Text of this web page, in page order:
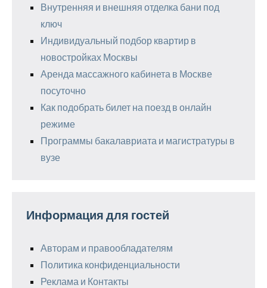
Внутренняя и внешняя отделка бани под
ключ
Индивидуальный подбор квартир в
новостройках Москвы
Аренда массажного кабинета в Москве
посуточно
Как подобрать билет на поезд в онлайн
режиме
Программы бакалавриата и магистратуры в
вузе
Информация для гостей
Авторам и правообладателям
Политика конфиденциальности
Реклама и Контакты